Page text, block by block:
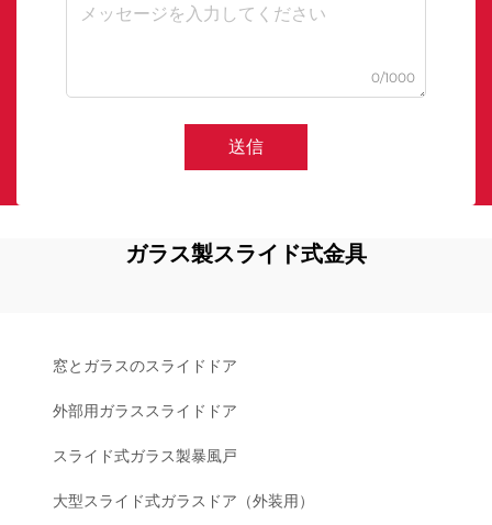
0/1000
送信
ガラス製スライド式金具
窓とガラスのスライドドア
外部用ガラススライドドア
スライド式ガラス製暴風戸
大型スライド式ガラスドア（外装用）